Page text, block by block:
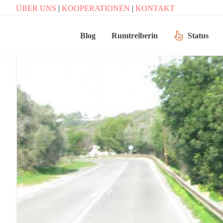
ÜBER UNS | KOOPERATIONEN | KONTAKT
Blog Rumtreiberin Status